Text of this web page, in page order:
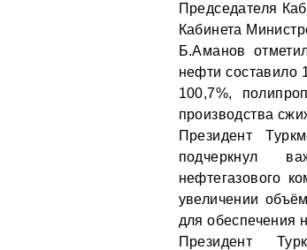
Председателя
Кабинета
Б.Аманов
нефти составило
100,7%,
производства
Президент
подчеркнул
нефтегазового
увеличении
для обеспечения
Президент